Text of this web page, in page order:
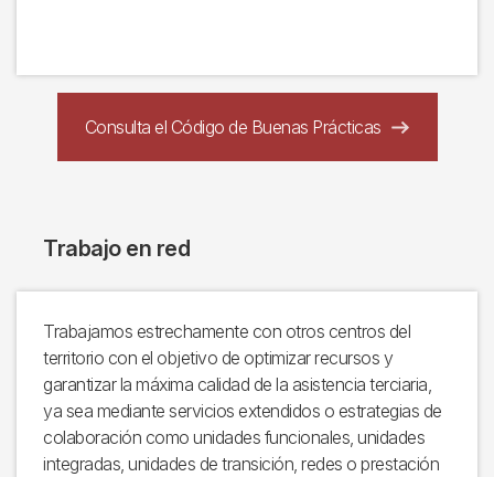
Consulta el Código de Buenas Prácticas
Trabajo en red
Trabajamos estrechamente con otros centros del
territorio con el objetivo de optimizar recursos y
garantizar la máxima calidad de la asistencia terciaria,
ya sea mediante servicios extendidos o estrategias de
colaboración como unidades funcionales, unidades
integradas, unidades de transición, redes o prestación